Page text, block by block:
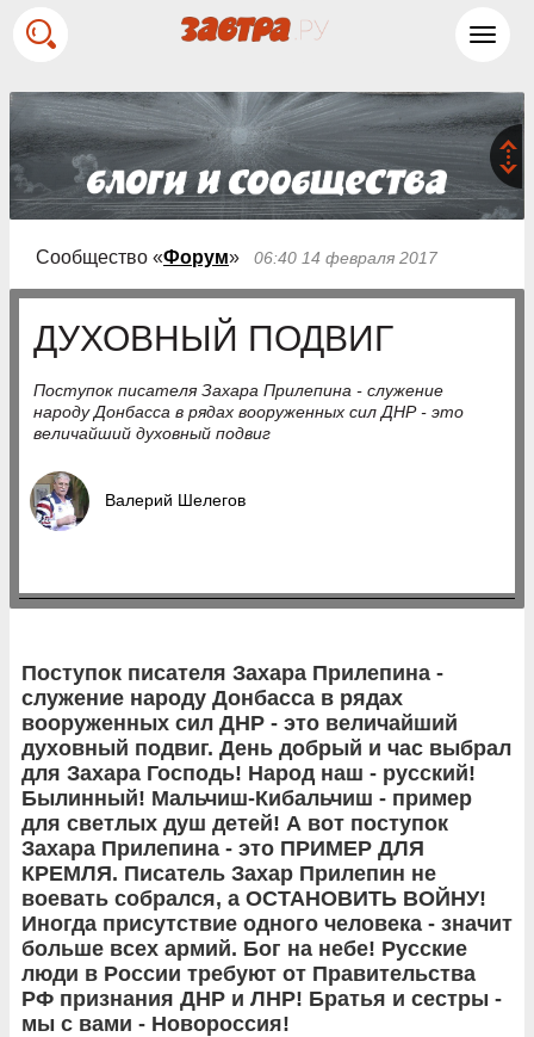
Сообщество «Форум» 06:40 14 февраля 2017
ДУХОВНЫЙ ПОДВИГ
Поступок писателя Захара Прилепина - служение
народу Донбасса в рядах вооруженных сил ДНР - это
величайший духовный подвиг
Валерий Шелегов
Поступок писателя Захара Прилепина -
служение народу Донбасса в рядах
вооруженных сил ДНР - это величайший
духовный подвиг. День добрый и час выбрал
для Захара Господь! Народ наш - русский!
Былинный! Мальчиш-Кибальчиш - пример
для светлых душ детей! А вот поступок
Захара Прилепина - это ПРИМЕР ДЛЯ
КРЕМЛЯ. Писатель Захар Прилепин не
воевать собрался, а ОСТАНОВИТЬ ВОЙНУ!
Иногда присутствие одного человека - значит
больше всех армий. Бог на небе! Русские
люди в России требуют от Правительства
РФ признания ДНР и ЛНР! Братья и сестры -
мы с вами - Новороссия!